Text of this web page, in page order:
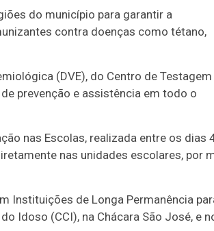
do município para garantir a
contra doenças como tétano,
(DVE), do Centro de Testagem
prevenção e assistência em todo o
nas Escolas, realizada entre os dias
nas unidades escolares, por
Instituições de Longa Permanência
Idoso (CCI), na Chácara São José, e